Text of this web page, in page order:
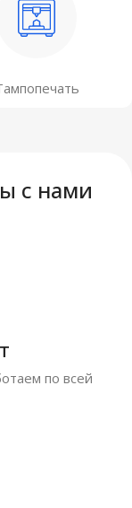
с нами
по всей